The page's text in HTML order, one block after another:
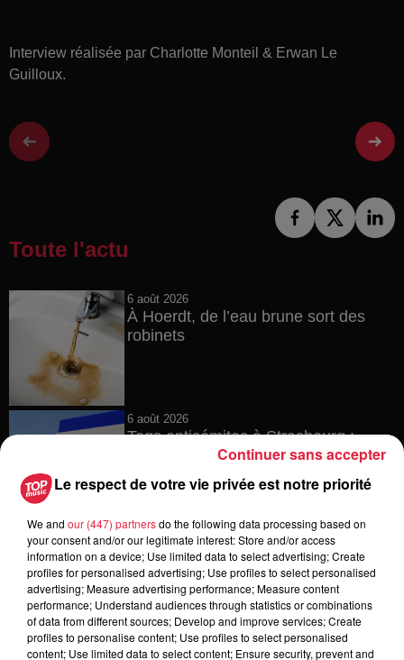
Interview réalisée par Charlotte Monteil & Erwan Le
Guilloux.
Toute l'actu
6 août 2026
À Hoerdt, de l’eau brune sort des
robinets
6 août 2026
Tags antisémites à Strasbourg :
Catherine Trautmann réagit
6 août 2026
Au zoo de Mulhouse : rencontre
avec les flamants rouges
Le respect de votre vie privée est notre priorité
We and our (447) partnersdo the following data processing based on
your consent and/or our legitimate interest: Store and/or access
information on a device; Use limited data to select advertising; Create
profiles for personalised advertising; Use profiles to select personalised
advertising; Measure advertising performance; Measure content
performance; Understand audiences through statistics or combinations
of data from different sources; Develop and improve services; Create
profiles to personalise content; Use profiles to select personalised
content; Use limited data to select content; Ensure security, prevent and
Continuer sans accepter